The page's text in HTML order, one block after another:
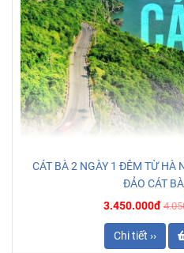
CÁT BÀ 2 NGÀY 1 ĐÊM TỪ HÀ
ĐẢO CÁT
3.450.000đ
Chi tiết ››